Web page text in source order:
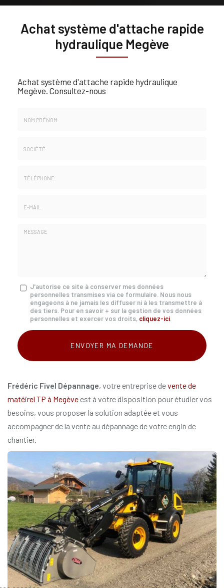
Achat système d'attache rapide
hydraulique Megève
Achat système d'attache rapide hydraulique
Megève. Consultez-nous
MessageJ'autorise ce site à conserver mes données
personnelles transmises via ce formulaire. Nous nous
engageons à ne jamais les diffuser ni à les transmettre à
des tiers. Pour en savoir + sur la gestion de vos données
personnelles et exercer vos droits, cliquez-ici
Acceptation
RGPD
ENVOYER MA DEMANDE
Frédéric Fivel Dépannage, votre entreprise devente de
matéirel TP à Megèveest à votre disposition pour étudier vos
besoins, vous proposer la solution adaptée et vous
accompagner de la vente au dépannage de votre engin de
chantier.